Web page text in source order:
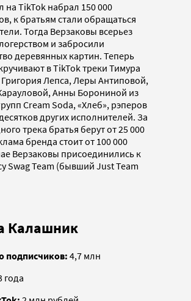
на TikTok набрал 150 000
к братьям стали обращаться
Тогда Верзаковы всерьез
и забросили
деревянных картин. Теперь
в TikTok треки Тимура
Григория Лепса, Леры Антиповой,
Анны Борониной из
Cream Soda, «Хлеб», рэперов
других исполнителей. За
трека братья берут от 25 000
бренда стоит от 100 000
Верзаковы присоединились к
Swag Team (бывший Just Team
Калашник
подписчиков:4,7 млн
года